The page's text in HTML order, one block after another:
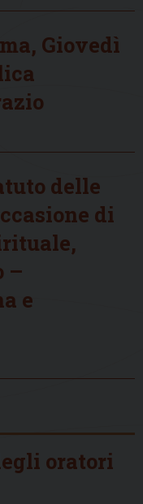
Giovedì
delle
di
–
e
oratori